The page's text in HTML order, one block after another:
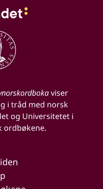
viser
i tråd med norsk
og Universitetet i
ordbøkene.